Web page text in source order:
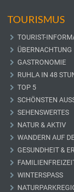
TOURISMUS
TOURIST-
ÜBERNACHTUNG
GASTRONOMIE
RUHLA IN 48
TOP 5
SCHÖNSTEN
SEHENSWERTES
NATUR & AKTIV
WANDERN AUF
GESUNDHEIT &
WINTERSPASS